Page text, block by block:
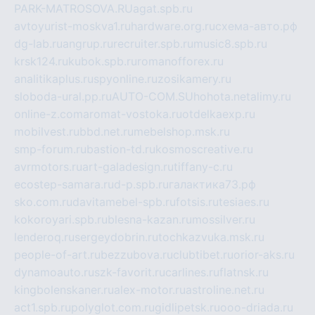
PARK-MATROSOVA.RUagat.spb.ru
avtoyurist-moskva1.ru hardware.org.ruсхема-авто.рф
dg-lab.ruangrup.ru recruiter.spb.ru music8.spb.ru
krsk124.rukubok.spb.ru romanofforex.ru
analitikaplus.ruspyonline.ruzosikamery.ru
sloboda-ural.pp.ruAUTO-COM.SU hohota.net alimy.ru
online-z.comaromat-vostoka.ruotdelkaexp.ru
mobilvest.rubbd.net.ru mebelshop.msk.ru
smp-forum.rubastion-td.rukosmoscreative.ru
avrmotors.ruart-galadesign.rutiffany-c.ru
ecostep-samara.rud-p.spb.ru галактика73.рф
sko.com.rudavitamebel-spb.rufotsis.rutesiaes.ru
kokoroyari.spb.rublesna-kazan.ru mossilver.ru
lenderoq.rusergeydobrin.rutochkazvuka.msk.ru
people-of-art.rubezzubova.ruclubtibet.ruorior-aks.ru
dynamoauto.ruszk-favorit.rucarlines.ruflatnsk.ru
kingbolenskaner.rualex-motor.ruastroline.net.ru
act1.spb.rupolyglot.com.rugidlipetsk.ruooo-driada.ru